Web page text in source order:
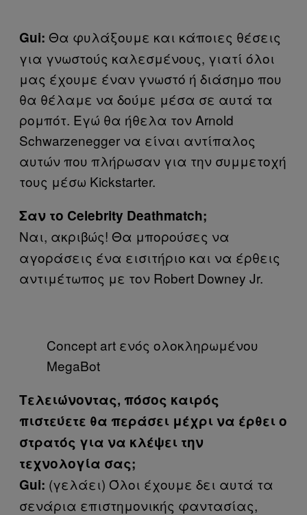
Gui: Θα φυλάξουμε και κάποιες θέσεις
για γνωστούς καλεσμένους, γιατί όλοι
μας έχουμε έναν γνωστό ή διάσημο που
θα θέλαμε να δούμε μέσα σε αυτά τα
ρομπότ. Εγώ θα ήθελα τον Arnold
Schwarzenegger να είναι αντίπαλος
αυτών που πλήρωσαν για την συμμετοχή
τους μέσω Kickstarter.
Σαν το Celebrity Deathmatch;
Ναι, ακριβώς! Θα μπορούσες να
αγοράσεις ένα εισιτήριο και να έρθεις
αντιμέτωπος με τον Robert Downey Jr.
Concept art ενός ολοκληρωμένου
MegaBot
Τελειώνοντας, πόσος καιρός
πιστεύετε θα περάσει μέχρι να έρθει ο
στρατός για να κλέψει την
τεχνολογία σας;
Gui: (γελάει) Όλοι έχουμε δει αυτά τα
σενάρια επιστημονικής φαντασίας,